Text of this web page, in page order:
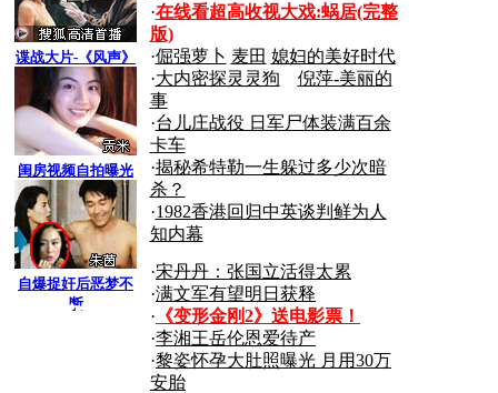
谍战大片-《风声》
闺房视频自拍曝光
自爆捉奸后恶梦不
断
·在线看超高收视大戏:蜗居(完整
版)
·倔强萝卜 麦田 媳妇的美好时代
·大内密探灵灵狗
倪萍-美丽的
事
·台儿庄战役 日军尸体装满百余
卡车
·揭秘希特勒一生躲过多少次暗
杀？
·1982香港回归中英谈判鲜为人
知内幕
·宋丹丹：张国立活得太累
·满文军有望明日获释
· 《变形金刚2》送电影票！
·李湘王岳伦恩爱待产
·黎姿怀孕大肚照曝光 月用30万
安胎
搜狐